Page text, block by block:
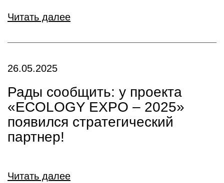
Читать далее
26.05.2025
Рады сообщить: у проекта
«ECOLOGY EXPO – 2025»
появился стратегический
партнер!
Читать далее